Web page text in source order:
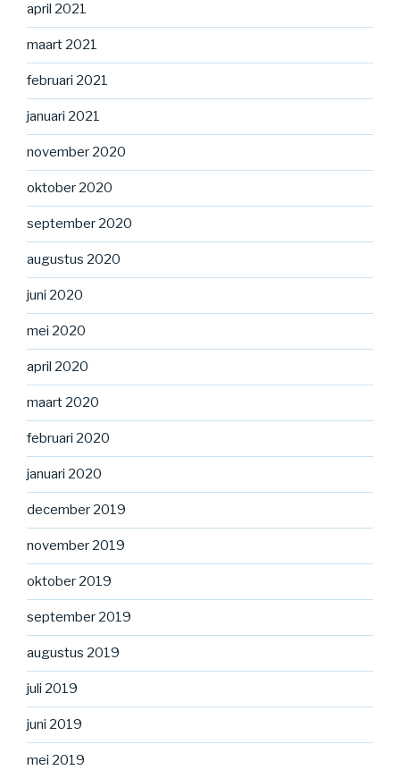
april 2021
maart 2021
februari 2021
januari 2021
november 2020
oktober 2020
september 2020
augustus 2020
juni 2020
mei 2020
april 2020
maart 2020
februari 2020
januari 2020
december 2019
november 2019
oktober 2019
september 2019
augustus 2019
juli 2019
juni 2019
mei 2019